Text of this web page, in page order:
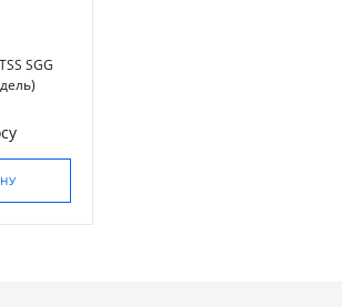
SGG